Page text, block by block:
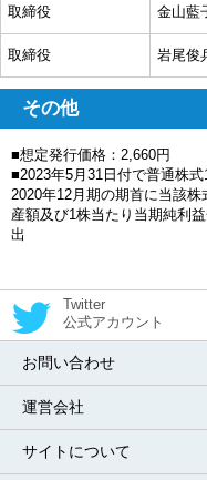
取締役 金山藍
取締役 岩尾俊
その他
■想定発行価格：2,660円
■2023年5月31日付で普通株
2020年12月期の期首に当該
産額及び1株当たり当期純利
出
Twitter
公式アカウント
お問い合わせ
運営会社
サイトについて